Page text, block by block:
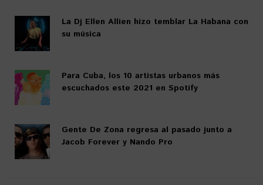
La Dj Ellen Allien hizo temblar La Habana con
su música
Para Cuba, los 10 artistas urbanos más
escuchados este 2021 en Spotify
Gente De Zona regresa al pasado junto a
Jacob Forever y Nando Pro